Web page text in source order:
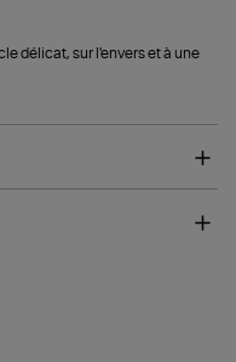
délicat, sur l'envers et à une